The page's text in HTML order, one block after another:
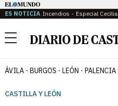
ES NOTICIA Incendios Especial Cecilia
Menú
ÁVILA BURGOS LEÓN PALENCIA
CASTILLA Y LEÓN